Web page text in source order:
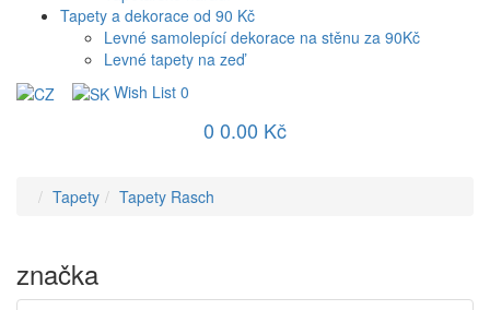
Tapety a dekorace od 90 Kč
Levné samolepící dekorace na stěnu za 90Kč
Levné tapety na zeď
Wish List 0
0 0.00 Kč
Tapety Tapety Rasch
značka